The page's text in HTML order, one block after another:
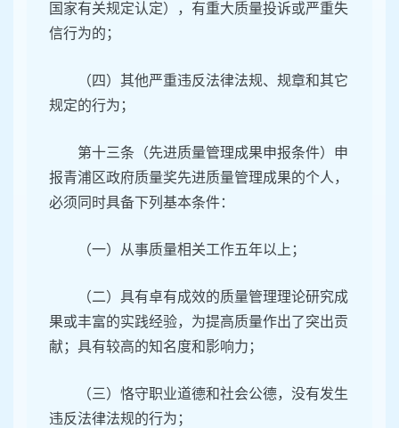
国家有关规定认定），有重大质量投诉或严重失
信行为的；
（四）其他严重违反法律法规、规章和其它
规定的行为；
第十三条（先进质量管理成果申报条件）申
报青浦区政府质量奖先进质量管理成果的个人，
必须同时具备下列基本条件：
（一）从事质量相关工作五年以上；
（二）具有卓有成效的质量管理理论研究成
果或丰富的实践经验，为提高质量作出了突出贡
献；具有较高的知名度和影响力；
（三）恪守职业道德和社会公德，没有发生
违反法律法规的行为；